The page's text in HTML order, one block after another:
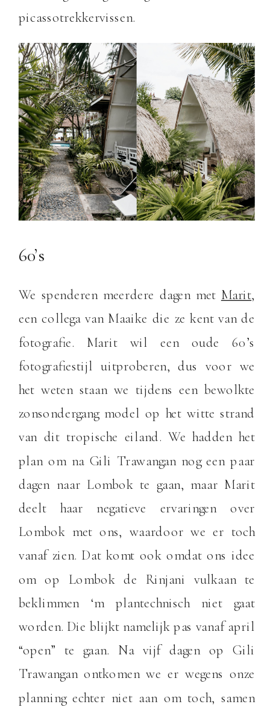
picassotrekkervissen.
60’s
We spenderen meerdere dagen met Marit,
een collega van Maaike die ze kent van de
fotografie. Marit wil een oude 60’s
fotografiestijl uitproberen, dus voor we
het weten staan we tijdens een bewolkte
zonsondergang model op het witte strand
van dit tropische eiland. We hadden het
plan om na Gili Trawangan nog een paar
dagen naar Lombok te gaan, maar Marit
deelt haar negatieve ervaringen over
Lombok met ons, waardoor we er toch
vanaf zien. Dat komt ook omdat ons idee
om op Lombok de Rinjani vulkaan te
beklimmen ‘m plantechnisch niet gaat
worden. Die blijkt namelijk pas vanaf april
“open” te gaan. Na vijf dagen op Gili
Trawangan ontkomen we er wegens onze
planning echter niet aan om toch, samen